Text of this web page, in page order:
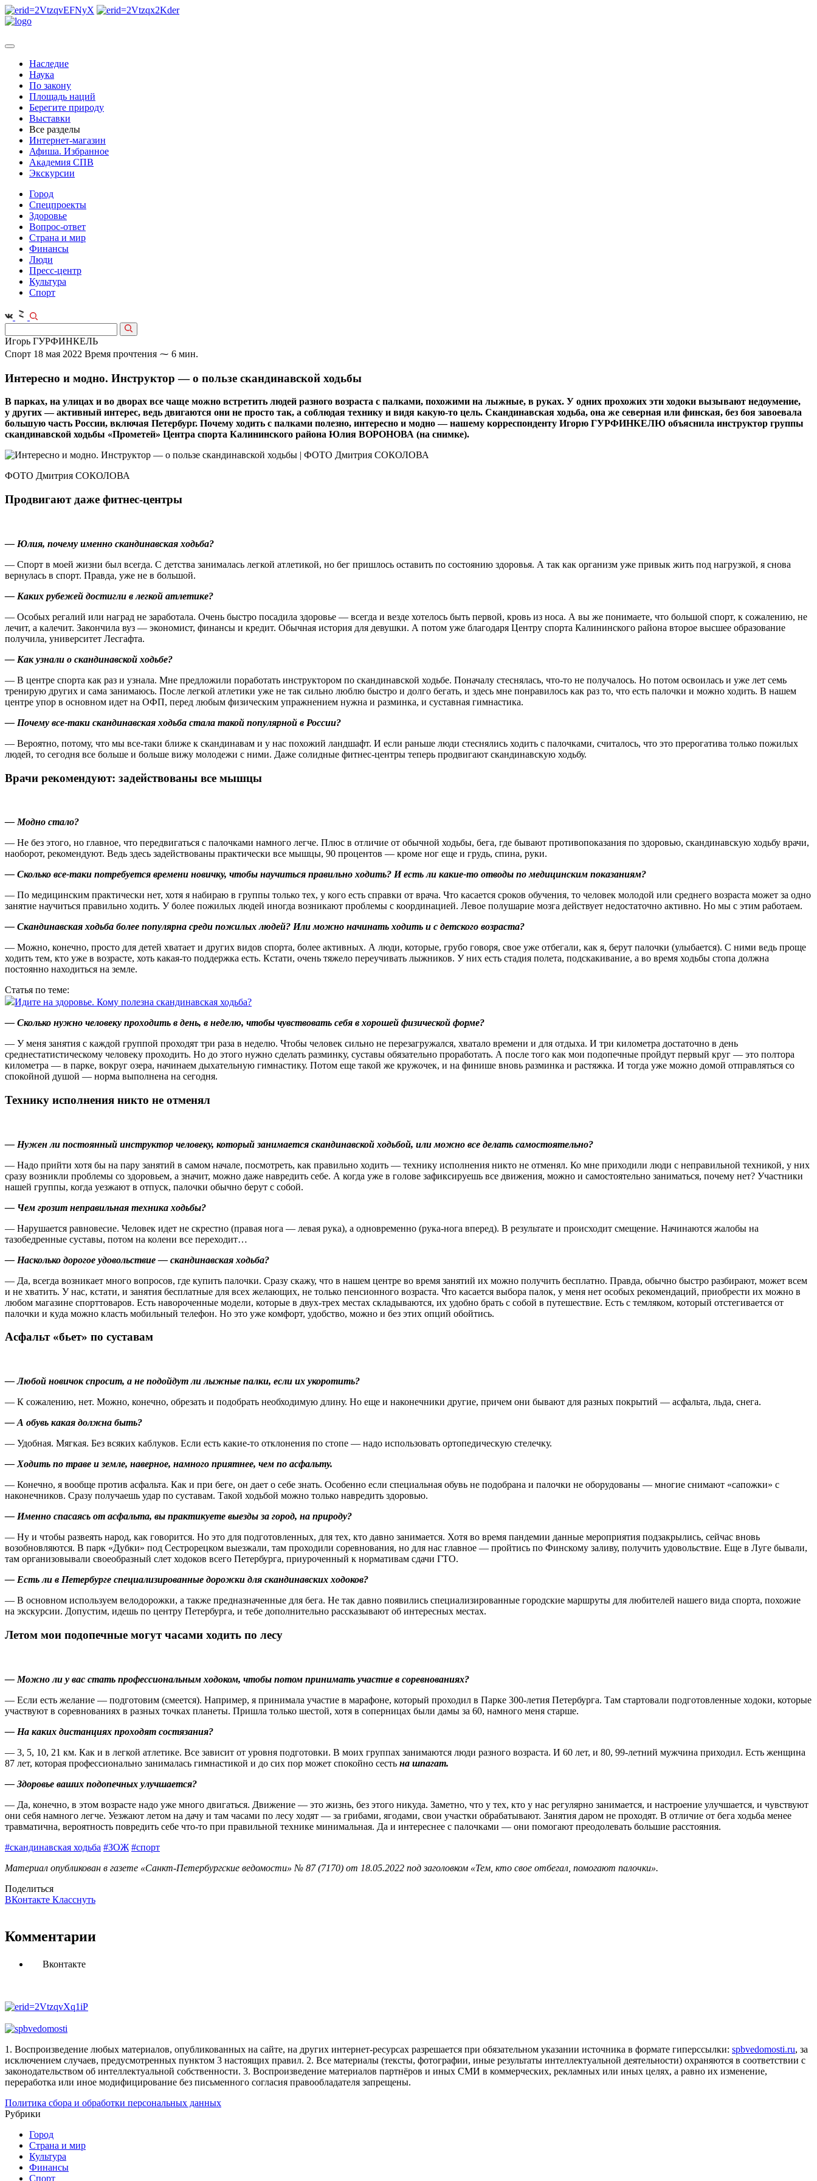
Наследие
Наука
По закону
Площадь наций
Берегите природу
Выставки
Все разделы
Интернет-магазин
Афиша. Избранное
Академия СПВ
Экскурсии
Город
Спецпроекты
Здоровье
Вопрос-ответ
Страна и мир
Финансы
Люди
Пресс-центр
Культура
Спорт
Игорь ГУРФИНКЕЛЬ
Спорт 18 мая 2022 Время прочтения ⁓ 6 мин.
Интересно и модно. Инструктор — о пользе скандинавской ходьбы
В парках, на улицах и во дворах все чаще можно встретить людей разного возраста с палками, похожими на лыжные, в руках. У одних прохожих эти ходоки вызывают недоумение,
у других — активный интерес, ведь двигаются они не просто так, а соблюдая технику и видя какую‑то цель. Скандинавская ходьба, она же северная или финская, без боя завоевала
большую часть России, включая Петербург. Почему ходить с палками полезно, интересно и модно — нашему корреспонденту Игорю ГУРФИНКЕЛЮ объяснила инструктор группы
скандинавской ходьбы «Прометей» Центра спорта Калининского района Юлия ВОРОНОВА (на снимке).
ФОТО Дмитрия СОКОЛОВА
Продвигают даже фитнес-центры
— Юлия, почему именно скандинавская ходьба?
— Спорт в моей жизни был всегда. С детства занималась легкой атлетикой, но бег пришлось оставить по состоянию здоровья. А так как организм уже привык жить под нагрузкой, я снова
вернулась в спорт. Правда, уже не в большой.
— Каких рубежей достигли в легкой атлетике?
— Особых регалий или наград не заработала. Очень быстро посадила здоровье — всегда и везде хотелось быть первой, кровь из носа. А вы же понимаете, что большой спорт, к сожалению, не
лечит, а калечит. Закончила вуз — экономист, финансы и кредит. Обычная история для девушки. А потом уже благодаря Центру спорта Калининского района второе высшее образование
получила, университет Лесгафта.
— Как узнали о скандинавской ходьбе?
— В центре спорта как раз и узнала. Мне предложили поработать инструктором по сканди­навской ходьбе. Поначалу стеснялась, что‑то не получалось. Но потом освоилась и уже лет семь
тренирую других и сама занимаюсь. После легкой атлетики уже не так сильно люблю быстро и долго бегать, и здесь мне понравилось как раз то, что есть палочки и можно ходить. В нашем
центре упор в основном идет на ОФП, перед любым физическим упражнением нужна и разминка, и суставная гимнастика.
— Почему все‑таки сканди­навская ходьба стала такой популярной в России?
— Вероятно, потому, что мы все‑таки ближе к скандинавам и у нас похожий ландшафт. И если раньше люди стеснялись ходить с палочками, считалось, что это прерогатива только пожилых
людей, то сегодня все больше и больше вижу молодежи с ними. Даже солидные фитнес-центры теперь продвигают скандинавскую ходьбу.
Врачи рекомендуют: задействованы все мышцы
— Модно стало?
— Не без этого, но главное, что передвигаться с палочками намного легче. Плюс в отличие от обычной ходьбы, бега, где бывают противопоказания по здоровью, сканди­навскую ходьбу врачи,
наоборот, рекомендуют. Ведь здесь задействованы практически все мышцы, 90 процентов — кроме ног еще и грудь, спина, руки.
— Сколько все‑таки потребуется времени новичку, чтобы научиться правильно ходить? И есть ли какие‑то отводы по медицинским показаниям?
— По медицинским практически нет, хотя я набираю в группы только тех, у кого есть справки от врача. Что касается сроков обучения, то человек молодой или среднего возраста может за одно
занятие научиться правильно ходить. У более пожилых людей иногда возникают проблемы с координацией. Левое полушарие мозга действует недостаточно активно. Но мы с этим работаем.
— Скандинавская ходьба более популярна среди пожилых людей? Или можно начинать ходить и с детского возраста?
— Можно, конечно, просто для детей хватает и других видов спорта, более активных. А люди, которые, грубо говоря, свое уже отбегали, как я, берут палочки (улыбается). С ними ведь проще
ходить тем, кто уже в возрасте, хоть ка­кая‑то поддержка есть. Кстати, очень тяжело переучивать лыжников. У них есть стадия полета, подскакивание, а во время ходьбы стопа должна
постоянно находиться на земле.
Статья по теме:
Идите на здоровье. Кому полезна скандинавская ходьба?
— Сколько нужно человеку проходить в день, в неделю, чтобы чувствовать себя в хорошей физической форме?
— У меня занятия с каждой группой проходят три раза в неделю. Чтобы человек сильно не перезагружался, хватало времени и для отдыха. И три километра достаточно в день
среднестатистическому человеку проходить. Но до этого нужно сделать разминку, суставы обязательно проработать. А после того как мои подопечные пройдут первый круг — это полтора
километра — в парке, вокруг озера, начинаем дыхательную гимнастику. Потом еще такой же кружочек, и на финише вновь разминка и растяжка. И тогда уже можно домой отправляться со
спокойной душой — норма выполнена на сегодня.
Технику исполнения никто не отменял
— Нужен ли постоянный инструктор человеку, который занимается скандинавской ходьбой, или можно все делать самостоятельно?
— Надо прийти хотя бы на пару занятий в самом начале, посмотреть, как правильно ходить — технику исполнения никто не отменял. Ко мне приходили люди с неправильной техникой, у них
сразу возникли проблемы со здоровьем, а значит, можно даже навредить себе. А когда уже в голове зафиксируешь все движения, можно и самостоятельно заниматься, почему нет? Участники
нашей группы, когда уезжают в отпуск, палочки обычно берут с собой.
— Чем грозит неправильная техника ходьбы?
— Нарушается равновесие. Человек идет не скрестно (правая нога — левая рука), а одновременно (рука-нога вперед). В результате и происходит смещение. Начинаются жалобы на
тазобедренные суставы, потом на колени все переходит…
— Насколько дорогое удовольствие — скандинавская ходьба?
— Да, всегда возникает много вопросов, где купить палочки. Сразу скажу, что в нашем центре во время занятий их можно получить бесплатно. Правда, обычно быстро разбирают, может всем
и не хватить. У нас, кстати, и занятия бесплатные для всех желающих, не только пенсионного возраста. Что касается выбора палок, у меня нет особых рекомендаций, приобрести их можно в
любом магазине спорттоваров. Есть навороченные модели, которые в двух-трех местах складываются, их удобно брать с собой в путешествие. Есть с темляком, который отстегивается от
палочки и куда можно класть мобильный телефон. Но это уже комфорт, удобство, можно и без этих опций обойтись.
Асфальт «бьет» по суставам
— Любой новичок спросит, а не подойдут ли лыжные палки, если их укоротить?
— К сожалению, нет. Можно, конечно, обрезать и подобрать необходимую длину. Но еще и наконечники другие, причем они бывают для разных покрытий — асфальта, льда, снега.
— А обувь какая должна быть?
— Удобная. Мягкая. Без всяких каблуков. Если есть какие‑то отклонения по стопе — надо использовать ортопедическую стелечку.
— Ходить по траве и земле, наверное, намного приятнее, чем по асфальту.
— Конечно, я вообще против асфальта. Как и при беге, он дает о себе знать. Особенно если специальная обувь не подобрана и палочки не оборудованы — многие снимают «сапожки» с
наконечников. Сразу получаешь удар по суставам. Такой ходьбой можно только навредить здоровью.
— Именно спасаясь от асфальта, вы практикуете выезды за город, на природу?
— Ну и чтобы развеять народ, как говорится. Но это для подготовленных, для тех, кто давно занимается. Хотя во время пандемии данные мероприятия подзакрылись, сейчас вновь
возобновляются. В парк «Дубки» под Сестрорецком выезжали, там проходили соревнования, но для нас главное — пройтись по Финскому заливу, получить удовольствие. Еще в Луге бывали,
там организовывали своеобразный слет ходоков всего Петербурга, приуроченный к нормативам сдачи ГТО.
— Есть ли в Петербурге специализированные дорожки для скандинавских ходоков?
— В основном используем велодорожки, а также предназначенные для бега. Не так давно появились специализированные городские маршруты для любителей нашего вида спорта, похожие
на экскурсии. Допустим, идешь по центру Петербурга, и тебе дополнительно рассказывают об интересных местах.
Летом мои подопечные могут часами ходить по лесу
— Можно ли у вас стать профессиональным ходоком, чтобы потом принимать участие в соревнованиях?
— Если есть желание — подготовим (смеется). Например, я принимала участие в марафоне, который проходил в Парке 300‑летия Петербурга. Там стартовали подготовленные ходоки, которые
участвуют в соревнованиях в разных точках планеты. Пришла только шестой, хотя в соперницах были дамы за 60, намного меня старше.
— На каких дистанциях проходят состязания?
— 3, 5, 10, 21 км. Как и в легкой атлетике. Все зависит от уровня подготовки. В моих группах занимаются люди разного возраста. И 60 лет, и 80, 99‑летний мужчина приходил. Есть женщина
87 лет, которая профессионально занималась гимнастикой и до сих пор может спокойно сесть на шпагат.
— Здоровье ваших подопечных улучшается?
— Да, конечно, в этом возрасте надо уже много двигаться. Движение — это жизнь, без этого никуда. Заметно, что у тех, кто у нас регулярно занимается, и настроение улучшается, и чувствуют
они себя намного легче. Уезжают летом на дачу и там часами по лесу ходят — за грибами, ягодами, свои участки обрабатывают. Занятия даром не проходят. В отличие от бега ходьба менее
травматична, вероятность повредить себе что‑то при правильной технике минимальная. Да и интереснее с палочками — они помогают преодолевать большие расстояния.
#скандинавская ходьба #ЗОЖ #спорт
Материал опубликован в газете «Санкт-Петербургские ведомости» № 87 (7170) от 18.05.2022 под заголовком «Тем, кто свое отбегал, помогают палочки».
Поделиться
ВКонтакте Класснуть
Комментарии
Вконтакте
1. Воспроизведение любых материалов, опубликованных на сайте, на других интернет-ресурсах разрешается при обязательном указании источника в формате гиперссылки: spbvedomosti.ru, за
исключением случаев, предусмотренных пунктом 3 настоящих правил. 2. Все материалы (тексты, фотографии, иные результаты интеллектуальной деятельности) охраняются в соответствии с
законодательством об интеллектуальной собственности. 3. Воспроизведение материалов партнёров и иных СМИ в коммерческих, рекламных или иных целях, а равно их изменение,
переработка или иное модифицирование без письменного согласия правообладателя запрещены.
Политика сбора и обработки персональных данных
Рубрики
Город
Страна и мир
Культура
Финансы
Спорт